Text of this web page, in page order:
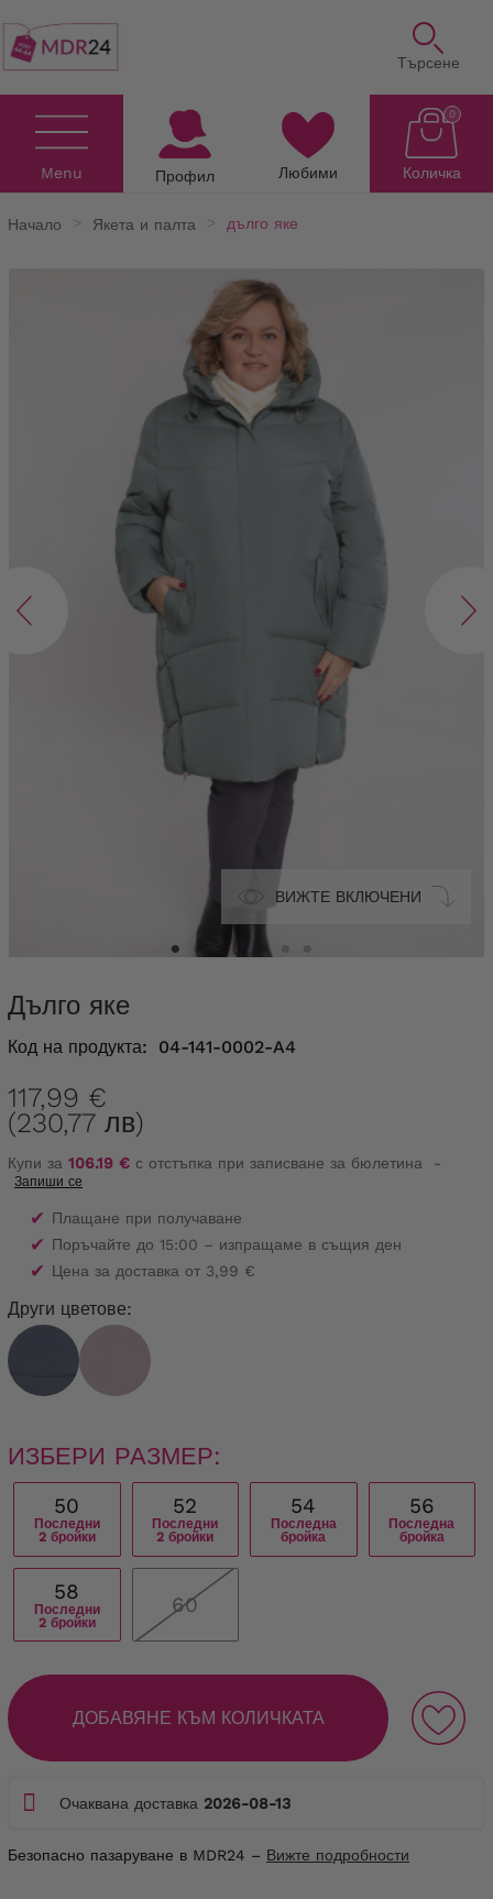
Търсене
Menu Профил Любими Количка
0
Начало Якета и палта дълго яке
ВИЖТЕ ВКЛЮЧЕНИ
дълго яке
Код на продукта: 04-141-0002-A4
117,99 €
(230,77 лв)
Купи за 106.19 € с отстъпка при записване за бюлетина -
Запиши се
✔ Плащане при получаване
✔ Поръчайте до 15:00 – изпращаме в същия ден
✔ Цена за доставка от 3,99 €
Други цветове:
ИЗБЕРИ РАЗМЕР:
50
Последни
2 бройки
52
Последни
2 бройки
54
Последна
бройка
56
Последна
бройка
58
Последни
2 бройки
60
ДОБАВЯНЕ КЪМ КОЛИЧКАТА
Очаквана доставка 2026-08-13
Безопасно пазаруване в MDR24 – Вижте подробности